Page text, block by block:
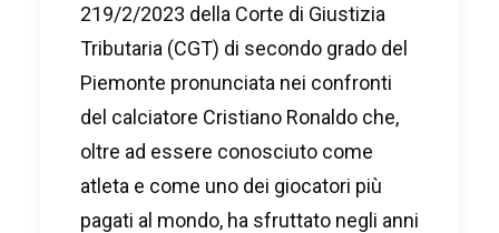
219/2/2023 della Corte di Giustizia
Tributaria (CGT) di secondo grado del
Piemonte pronunciata nei confronti
del calciatore Cristiano Ronaldo che,
oltre ad essere conosciuto come
atleta e come uno dei giocatori più
pagati al mondo, ha sfruttato negli anni